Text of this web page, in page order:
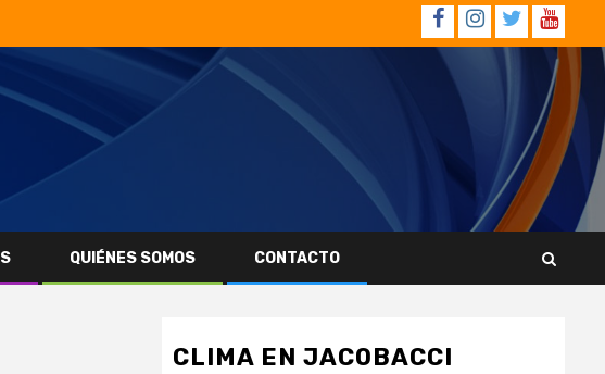
Facebook
Instagram
Twitter
QUIÉNES SOMOS CONTACTO
CLIMA EN JACOBACCI